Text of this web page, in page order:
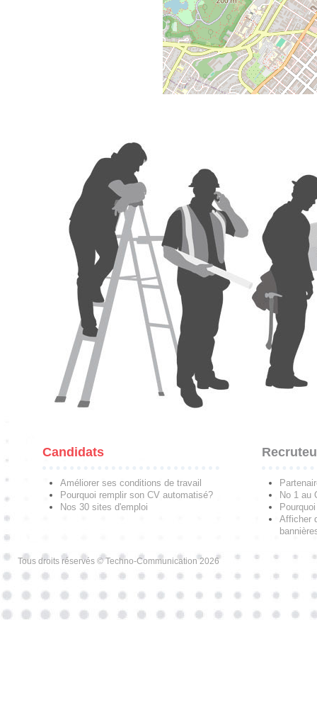
Candidats
Améliorer ses conditions de travail
Pourquoi remplir son CV automatisé?
Nos 30 sites d'emploi
No 1 au
Afficher
Tous droits réservés © Techno-Communication 2026